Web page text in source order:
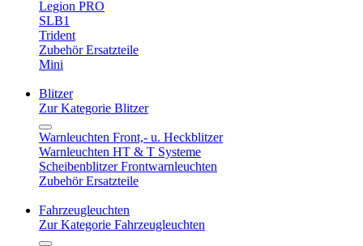
Legion PRO
SLB1
Trident
Zubehör Ersatzteile
Mini
Blitzer
Zur Kategorie Blitzer
Warnleuchten Front,- u. Heckblitzer
Warnleuchten HT & T Systeme
Scheibenblitzer Frontwarnleuchten
Zubehör Ersatzteile
Fahrzeugleuchten
Zur Kategorie Fahrzeugleuchten